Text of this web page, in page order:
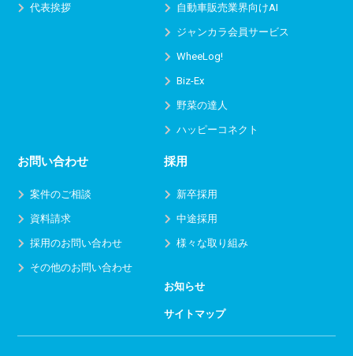
代表挨拶 自動車販売業界向けAI
ジャンカラ会員サービス
WheeLog!
Biz-Ex
野菜の達人
ハッピーコネクト
お問い合わせ
案件のご相談
資料請求
採用のお問い合わせ
その他のお問い合わせ
採用
新卒採用
中途採用
様々な取り組み
お知らせ
サイトマップ